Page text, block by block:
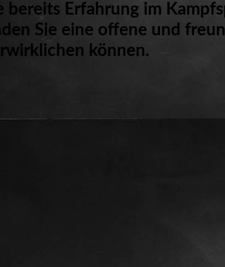
bereits Erfahrung im
Sie eine offene und
können.